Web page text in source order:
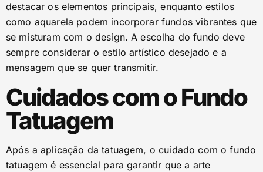
destacar os elementos principais, enquanto estilos
como aquarela podem incorporar fundos vibrantes que
se misturam com o design. A escolha do fundo deve
sempre considerar o estilo artístico desejado e a
mensagem que se quer transmitir.
Cuidados com o Fundo
Tatuagem
Após a aplicação da tatuagem, o cuidado com o fundo
tatuagem é essencial para garantir que a arte